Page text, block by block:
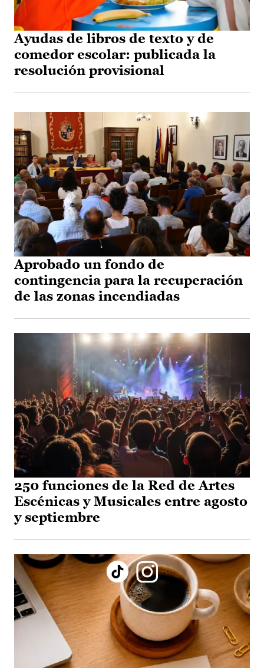
Ayudas de libros de texto y de
comedor escolar: publicada la
resolución provisional
Aprobado un fondo de
contingencia para la recuperación
de las zonas incendiadas
250 funciones de la Red de Artes
Escénicas y Musicales entre agosto
y septiembre